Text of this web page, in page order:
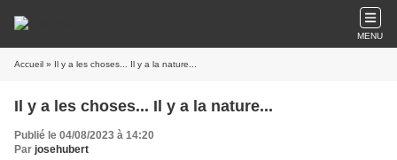
MENU
Accueil » Il y a les choses... Il y a la nature...
Il y a les choses... Il y a la nature...
Publié le 04/08/2023 à 14:20
Par josehubert